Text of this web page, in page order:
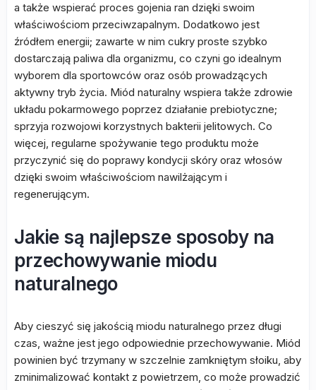
a także wspierać proces gojenia ran dzięki swoim
właściwościom przeciwzapalnym. Dodatkowo jest
źródłem energii; zawarte w nim cukry proste szybko
dostarczają paliwa dla organizmu, co czyni go idealnym
wyborem dla sportowców oraz osób prowadzących
aktywny tryb życia. Miód naturalny wspiera także zdrowie
układu pokarmowego poprzez działanie prebiotyczne;
sprzyja rozwojowi korzystnych bakterii jelitowych. Co
więcej, regularne spożywanie tego produktu może
przyczynić się do poprawy kondycji skóry oraz włosów
dzięki swoim właściwościom nawilżającym i
regenerującym.
Jakie są najlepsze sposoby na
przechowywanie miodu
naturalnego
Aby cieszyć się jakością miodu naturalnego przez długi
czas, ważne jest jego odpowiednie przechowywanie. Miód
powinien być trzymany w szczelnie zamkniętym słoiku, aby
zminimalizować kontakt z powietrzem, co może prowadzić